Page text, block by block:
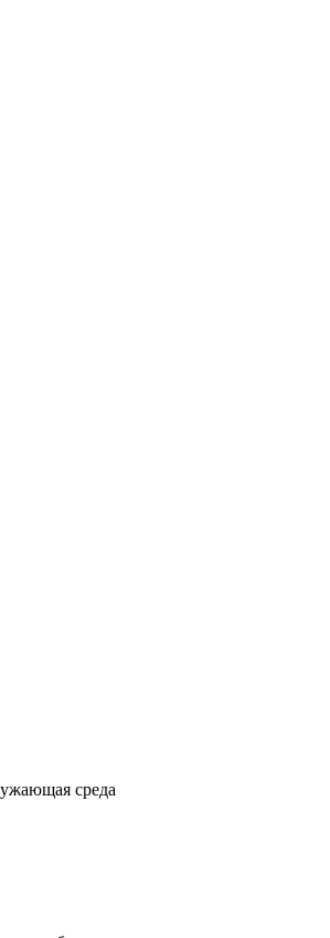
среда